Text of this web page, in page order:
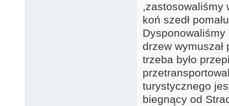
,zastosowaliśmy
koń szedł
Dysponowaliśmy
drzew
trzeba było
turystycznego
biegnący od